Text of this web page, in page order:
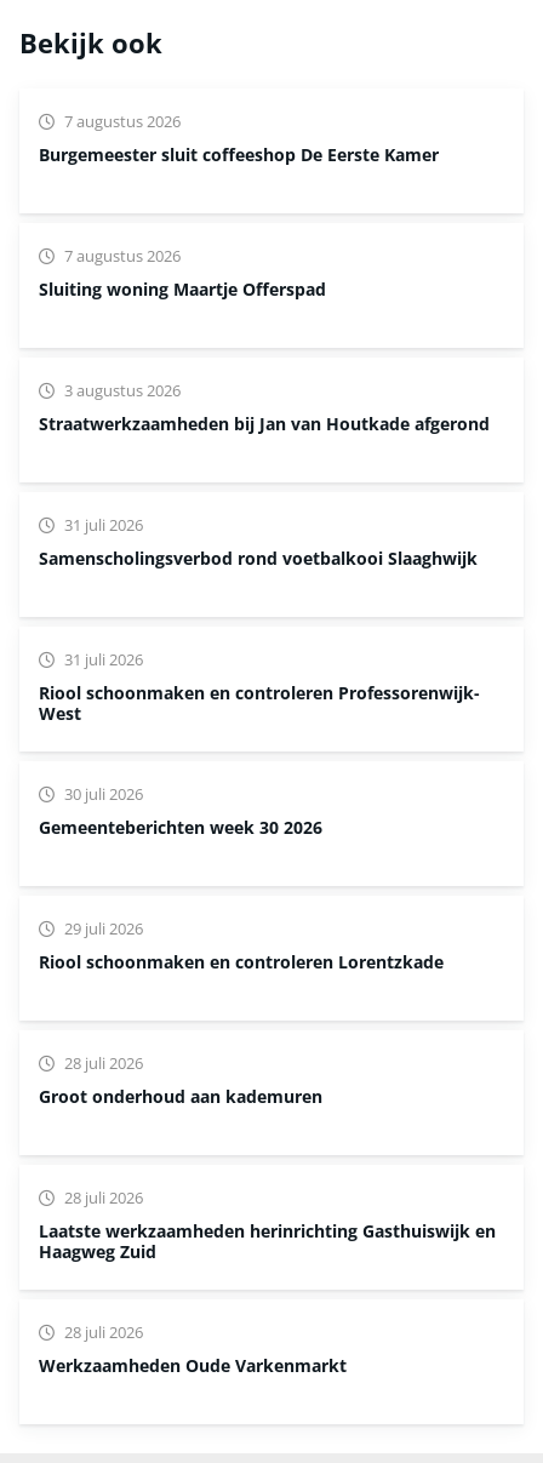
Bekijk ook
Burgemeester sluit coffeeshop De Eerste Kamer
7 augustus 2026
Sluiting woning Maartje Offerspad
7 augustus 2026
Straatwerkzaamheden bij Jan van Houtkade afgerond
3 augustus 2026
Samenscholingsverbod rond voetbalkooi Slaaghwijk
31 juli 2026
Riool schoonmaken en controleren Professorenwijk-
West
31 juli 2026
Gemeenteberichten week 30 2026
30 juli 2026
Riool schoonmaken en controleren Lorentzkade
29 juli 2026
Groot onderhoud aan kademuren
28 juli 2026
Laatste werkzaamheden herinrichting Gasthuiswijk en
Haagweg Zuid
28 juli 2026
Werkzaamheden Oude Varkenmarkt
28 juli 2026